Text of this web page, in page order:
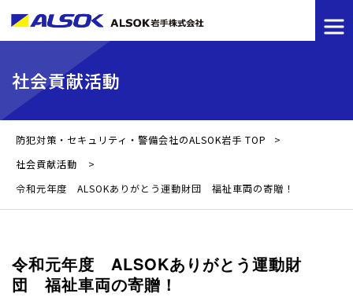
社会貢献活動
防犯対策・セキュリティ・警備会社のALSOK岩手 TOP
>
社会貢献活動
>
令和元年度 ALSOKありがとう運動財団 福祉車両の寄贈！
令和元年度 ALSOKありがとう運動財
団 福祉車両の寄贈！